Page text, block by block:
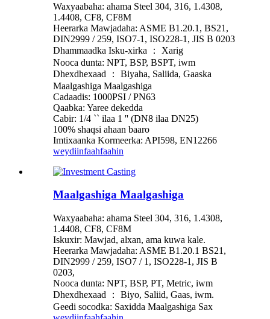
Waxyaabaha: ahama Steel 304, 316, 1.4308,
1.4408, CF8, CF8M
Heerarka Mawjadaha: ASME B1.20.1, BS21,
DIN2999 / 259, ISO7-1, ISO228-1, JIS B 0203
Dhammaadka Isku-xirka ： Xarig
Nooca dunta: NPT, BSP, BSPT, iwm
Dhexdhexaad ： Biyaha, Saliida, Gaaska
Maalgashiga Maalgashiga
Cadaadis: 1000PSI / PN63
Qaabka: Yaree dekedda
Cabir: 1/4 `` ilaa 1 '' (DN8 ilaa DN25)
100% shaqsi ahaan baaro
Imtixaanka Kormeerka: API598, EN12266
weydiinfaahfaahin
Maalgashiga Maalgashiga
Waxyaabaha: ahama Steel 304, 316, 1.4308,
1.4408, CF8, CF8M
Iskuxir: Mawjad, alxan, ama kuwa kale.
Heerarka Mawjadaha: ASME B1.20.1 BS21,
DIN2999 / 259, ISO7 / 1, ISO228-1, JIS B
0203,
Nooca dunta: NPT, BSP, PT, Metric, iwm
Dhexdhexaad ： Biyo, Saliid, Gaas, iwm.
Geedi socodka: Saxidda Maalgashiga Sax